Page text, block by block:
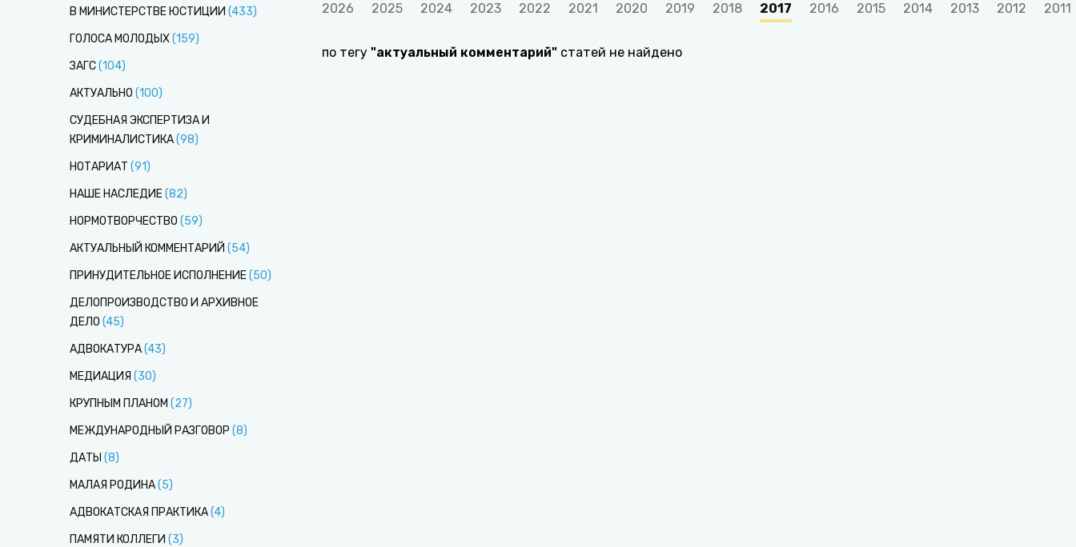
В МИНИСТЕРСТВЕ ЮСТИЦИИ (433)
ГОЛОСА МОЛОДЫХ(159)
ЗАГС(104)
АКТУАЛЬНО (100)
СУДЕБНАЯ ЭКСПЕРТИЗА И
КРИМИНАЛИСТИКА(98)
НОТАРИАТ (91)
НАШЕ НАСЛЕДИЕ(82)
НОРМОТВОРЧЕСТВО (59)
АКТУАЛЬНЫЙ КОММЕНТАРИЙ (54)
ПРИНУДИТЕЛЬНОЕ ИСПОЛНЕНИЕ(50)
ДЕЛОПРОИЗВОДСТВО И АРХИВНОЕ
ДЕЛО (45)
АДВОКАТУРА(43)
МЕДИАЦИЯ (30)
КРУПНЫМ ПЛАНОМ (27)
МЕЖДУНАРОДНЫЙ РАЗГОВОР (8)
ДАТЫ (8)
МАЛАЯ РОДИНА(5)
АДВОКАТСКАЯ ПРАКТИКА(4)
ПАМЯТИ КОЛЛЕГИ (3)
2026 2025 2024 2023 2022 2021 2020 2019 2018 2017 2016 2015 2014 2013 2012 2011
по тегу "актуальный комментарий" статей не найдено